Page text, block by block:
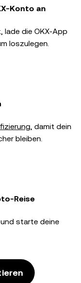
Konto an
lade die OKX-App
loszulegen.
, damit dein
bleiben.
Reise
starte deine